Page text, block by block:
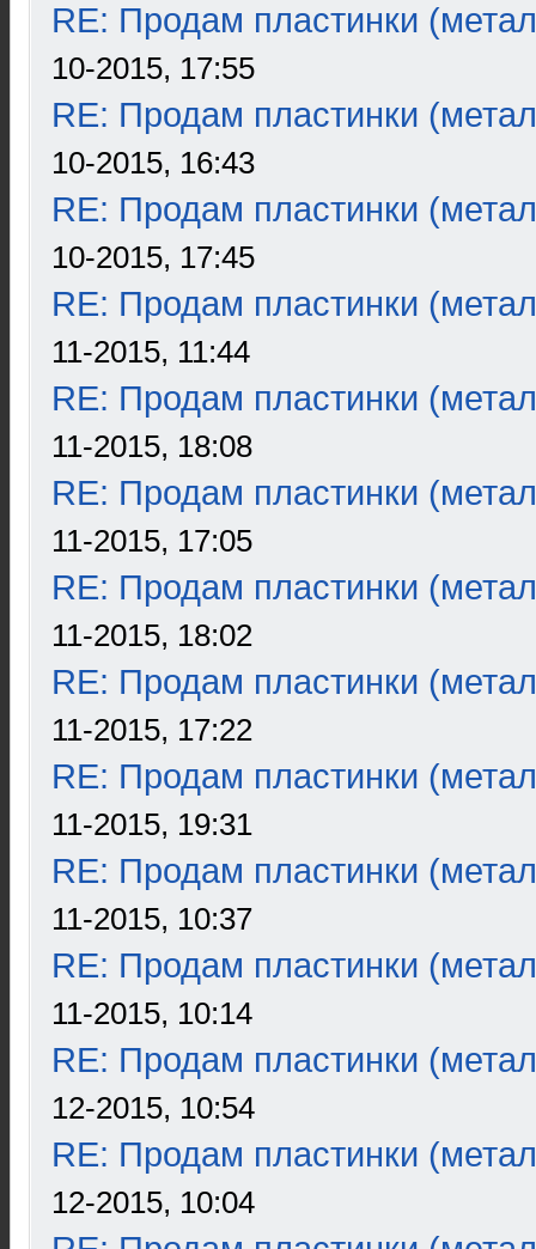
RE: Продам пластинки
10-2015, 17:55
RE: Продам пластинки
10-2015, 16:43
RE: Продам пластинки
10-2015, 17:45
RE: Продам пластинки
11-2015, 11:44
RE: Продам пластинки
11-2015, 18:08
RE: Продам пластинки
11-2015, 17:05
RE: Продам пластинки
11-2015, 18:02
RE: Продам пластинки
11-2015, 17:22
RE: Продам пластинки
11-2015, 19:31
RE: Продам пластинки
11-2015, 10:37
RE: Продам пластинки
11-2015, 10:14
RE: Продам пластинки
12-2015, 10:54
RE: Продам пластинки
12-2015, 10:04